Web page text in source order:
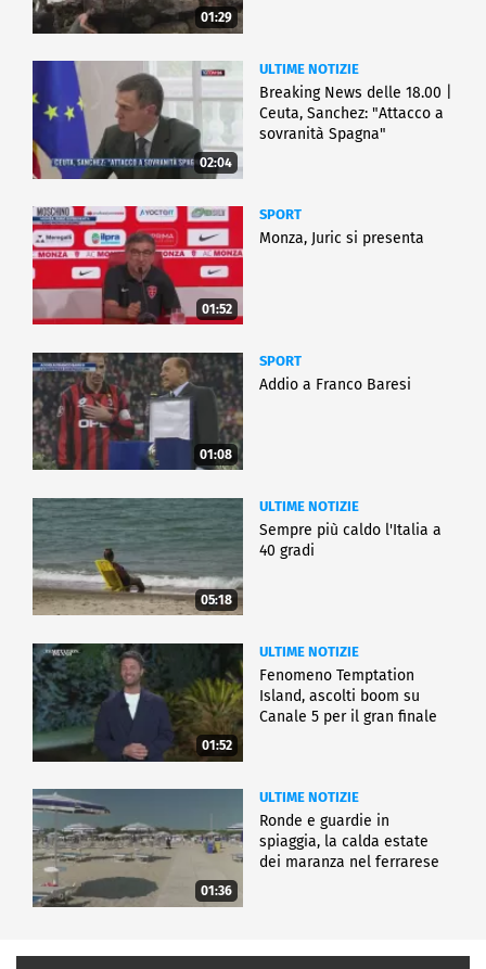
01:29
02:04
ULTIME NOTIZIE
Breaking News delle 18.00 |
Ceuta, Sanchez: "Attacco a
sovranità Spagna"
01:52
SPORT
Monza, Juric si presenta
01:08
SPORT
Addio a Franco Baresi
05:18
ULTIME NOTIZIE
Sempre più caldo l'Italia a
40 gradi
01:52
ULTIME NOTIZIE
Fenomeno Temptation
Island, ascolti boom su
Canale 5 per il gran finale
01:36
ULTIME NOTIZIE
Ronde e guardie in
spiaggia, la calda estate
dei maranza nel ferrarese